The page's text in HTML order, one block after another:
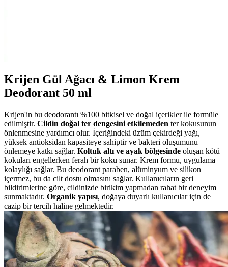
Krijen Gül Ağacı & Limon Krem
Deodorant 50 ml
Krijen'in bu deodorantı %100 bitkisel ve doğal içerikler ile formüle
edilmiştir. Cildin doğal ter dengesini etkilemeden ter kokusunun
önlenmesine yardımcı olur. İçeriğindeki üzüm çekirdeği yağı,
yüksek antioksidan kapasiteye sahiptir ve bakteri oluşumunu
önlemeye katkı sağlar. Koltuk altı ve ayak bölgesinde oluşan kötü
kokuları engellerken ferah bir koku sunar. Krem formu, uygulama
kolaylığı sağlar. Bu deodorant paraben, alüminyum ve silikon
içermez, bu da cilt dostu olmasını sağlar. Kullanıcıların geri
bildirimlerine göre, cildinizde birikim yapmadan rahat bir deneyim
sunmaktadır. Organik yapısı, doğaya duyarlı kullanıcılar için de
cazip bir tercih haline gelmektedir.